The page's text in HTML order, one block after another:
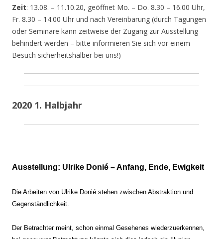
Zeit: 13.08. – 11.10.20, geöffnet Mo. – Do. 8.30 – 16.00 Uhr,
Fr. 8.30 – 14.00 Uhr und nach Vereinbarung (durch Tagungen
oder Seminare kann zeitweise der Zugang zur Ausstellung
behindert werden – bitte informieren Sie sich vor einem
Besuch sicherheitshalber bei uns!)
2020 1. Halbjahr
Ausstellung: Ulrike Donié – Anfang, Ende, Ewigkeit
Die Arbeiten von Ulrike Donié stehen zwischen Abstraktion und
Gegenständlichkeit.
Der Betrachter meint, schon einmal Gesehenes wiederzuerkennen,